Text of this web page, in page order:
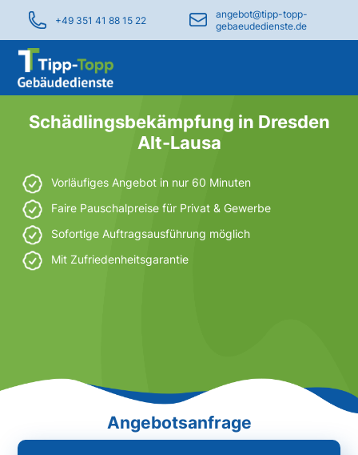
+49 351 41 88 15 22
angebot@tipp-topp-
gebaeudedienste.de
Schädlingsbekämpfung in Dresden
Alt-Lausa
Vorläufiges Angebot in nur 60 Minuten
Faire Pauschalpreise für Privat & Gewerbe
Sofortige Auftragsausführung möglich
Mit Zufriedenheitsgarantie